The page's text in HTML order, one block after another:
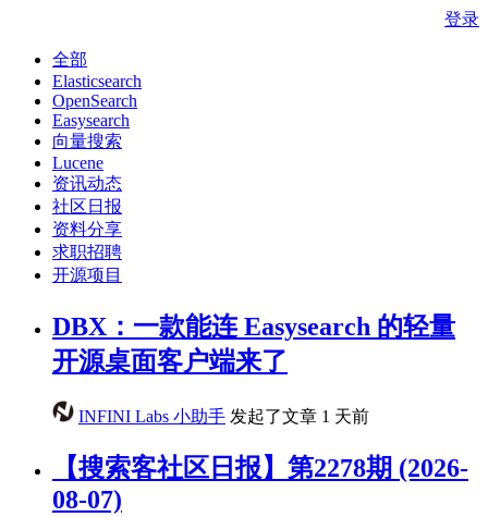
登录
全部
Elasticsearch
OpenSearch
Easysearch
向量搜索
Lucene
资讯动态
社区日报
资料分享
求职招聘
开源项目
DBX：一款能连 Easysearch 的轻量
开源桌面客户端来了
INFINI Labs 小助手 发起了文章 1 天前
【搜索客社区日报】第2278期 (2026-
08-07)